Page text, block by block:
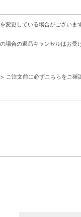
変更している場合がございま
場合の返品キャンセルはお受
ご注文前に必ずこちらをご確